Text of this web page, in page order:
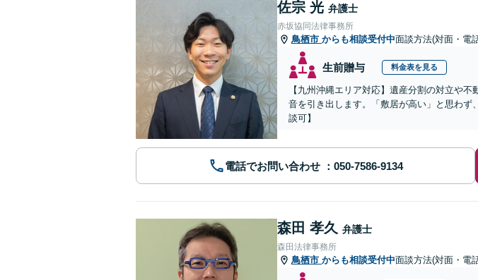
佐宗 光 弁護士
赤坂協同法律事務所
鳥栖市 からも相談受付中面談方法(対面・電
生前贈与 料金表を見る
【九州沖縄エリア対応】遺産分割の対立や
音を引き出します。「敷居が高い」と思わ
談可】
電話でお問い合わせ
森田 孝久 弁護士
森田法律事務所
鳥栖市 からも相談受付中面談方法(対面・電